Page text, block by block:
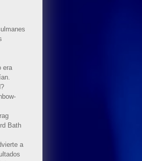
era
Bath
a